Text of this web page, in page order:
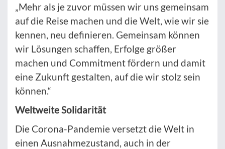
„Mehr als je zuvor müssen wir uns gemeinsam
auf die Reise machen und die Welt, wie wir sie
kennen, neu definieren. Gemeinsam können
wir Lösungen schaffen, Erfolge größer
machen und Commitment fördern und damit
eine Zukunft gestalten, auf die wir stolz sein
können.“
Weltweite Solidarität
Die Corona-Pandemie versetzt die Welt in
einen Ausnahmezustand, auch in der